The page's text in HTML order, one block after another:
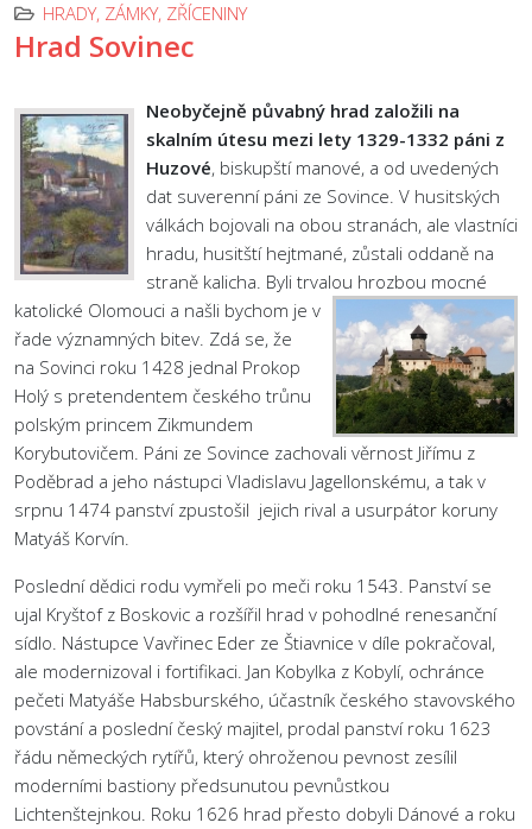
HRADY, ZÁMKY, ZŘÍCENINY
Hrad Sovinec
Neobyčejně půvabný hrad založili na
skalním útesu mezi lety 1329-1332 páni z
Huzové, biskupští manové, a od uvedených
dat suverenní páni ze Sovince. V husitských
válkách bojovali na obou stranách, ale vlastníci
hradu, husitští hejtmané, zůstali oddaně na
straně kalicha. Byli trvalou hrozbou mocné
katolické Olomouci a našli bychom je v
řade významných bitev. Zdá se, že
na Sovinci roku 1428 jednal Prokop
Holý s pretendentem českého trůnu
polským princem Zikmundem
Korybutovičem. Páni ze Sovince zachovali věrnost Jiřímu z
Poděbrad a jeho nástupci Vladislavu Jagellonskému, a tak v
srpnu 1474 panství zpustošil jejich rival a usurpátor koruny
Matyáš Korvín.
Poslední dědici rodu vymřeli po meči roku 1543. Panství se
ujal Kryštof z Boskovic a rozšířil hrad v pohodlné renesanční
sídlo. Nástupce Vavřinec Eder ze Štiavnice v díle pokračoval,
ale modernizoval i fortifikaci. Jan Kobylka z Kobylí, ochránce
pečeti Matyáše Habsburského, účastník českého stavovského
povstání a poslední český majitel, prodal panství roku 1623
řádu německých rytířů, který ohroženou pevnost zesílil
moderními bastiony předsunutou pevnůstkou
Lichtenštejnkou. Roku 1626 hrad přesto dobyli Dánové a roku